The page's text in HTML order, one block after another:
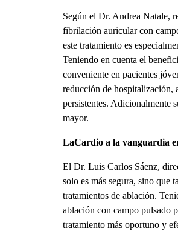
Según el Dr. Andrea Natale,
fibrilación auricular con
este tratamiento es
Teniendo en cuenta el
conveniente en pacientes
reducción de hospitalización,
persistentes. Adicionalmente
mayor.
LaCardio a la vanguardia
El Dr. Luis Carlos Sáenz,
solo es más segura, sino que
tratamientos de ablación.
ablación con campo pulsado
tratamiento más oportuno y